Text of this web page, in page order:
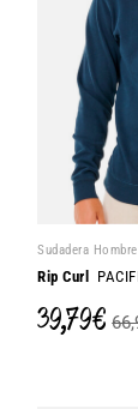
Sudadera Hombre
Rip Curl
39,79 €